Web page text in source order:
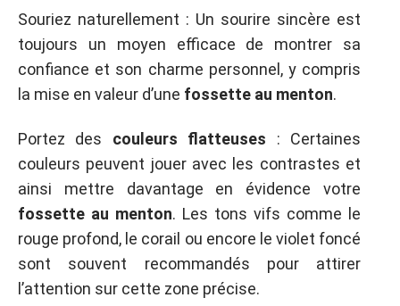
Souriez naturellement : Un sourire sincère est
toujours un moyen efficace de montrer sa
confiance et son charme personnel, y compris
la mise en valeur d’une fossette au menton.
Portez des couleurs flatteuses : Certaines
couleurs peuvent jouer avec les contrastes et
ainsi mettre davantage en évidence votre
fossette au menton. Les tons vifs comme le
rouge profond, le corail ou encore le violet foncé
sont souvent recommandés pour attirer
l’attention sur cette zone précise.